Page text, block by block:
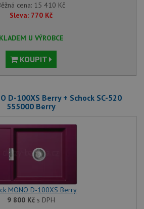
cena: 15 410 Kč
Sleva: 770 Kč
U VÝROBCE
KOUPIT
D-100XS Berry + Schock SC-520
555000 Berry
MONO D-100XS Berry
9 800 Kčs DPH